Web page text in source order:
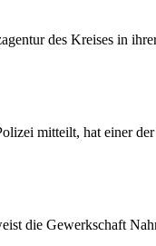
des Kreises in
mitteilt, hat einer
die Gewerkschaft